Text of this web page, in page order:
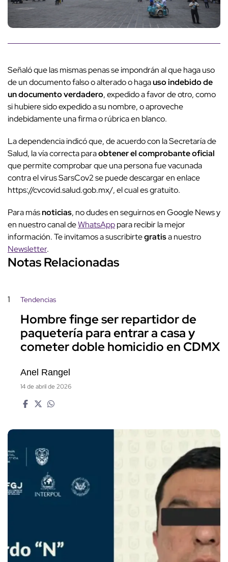
Señaló que las mismas penas se impondrán al que haga uso
de un documento falso o alterado o hagauso indebido de
un documento verdadero, expedido a favor de otro, como
si hubiere sido expedido a su nombre, o aproveche
indebidamente una firma o rúbrica en blanco.
La dependencia indicó que, de acuerdo con la Secretaría de
Salud, la vía correcta paraobtener el comprobante oficial
que permite comprobar que una persona fue vacunada
contra el virus SarsCov2 se puede descargar en enlace
https://cvcovid.salud.gob.mx/, el cual es gratuito.
Para másnoticias, no dudes en seguirnos en Google News y
en nuestro canal deWhatsApppara recibir la mejor
información. Te invitamos a suscribirtegratisa nuestro
Newsletter.
Notas Relacionadas
1 Tendencias
Hombre finge ser repartidor de
paquetería para entrar a casa y
cometer doble homicidio en CDMX
Anel Rangel
14 de abril de 2026